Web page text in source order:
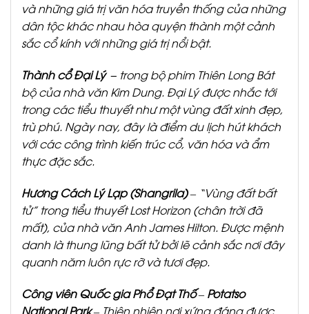
và những giá trị văn hóa truyền thống của những
dân tộc khác nhau hòa quyện thành một cảnh
sắc cổ kính với những giá trị nổi bật.
Thành cổ Đại Lý – trong bộ phim Thiên Long Bát
bộ của nhà văn Kim Dung. Đại Lý được nhắc tới
trong các tiểu thuyết như một vùng đất xinh đẹp,
trù phú. Ngày nay, đây là điểm du lịch hút khách
với các công trình kiến trúc cổ, văn hóa và ẩm
thực đặc sắc.
Hương Cách Lý Lạp (Shangrila)– “Vùng đất bất
tử” trong tiểu thuyết Lost Horizon (chân trời đã
mất), của nhà văn Anh James Hilton. Được mệnh
danh là thung lũng bất tử bởi lẽ cảnh sắc nơi đây
quanh năm luôn rực rỡ và tươi đẹp.
Công viên Quốc gia Phổ Đạt Thố– Potatso
National Park– Thiên nhiên nơi xứng đáng được